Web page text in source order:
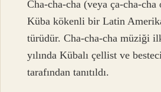
Cha-cha-cha (veya ça-cha-cha
Küba kökenli bir Latin
türüdür. Cha-cha-cha müziği
yılında Kübalı çellist ve
tarafından tanıtıldı.